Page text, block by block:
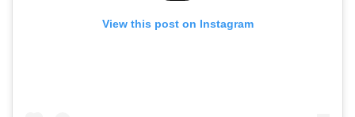
View this post on Instagram